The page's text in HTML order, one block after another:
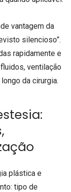
vantagem da
silencioso”.
rapidamente e
ventilação
da cirurgia.
plástica e
tipo de